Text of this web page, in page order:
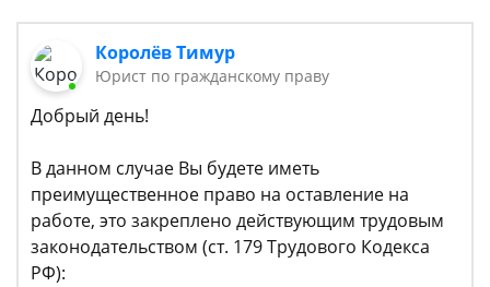
Королёв Тимур
Юрист по гражданскому праву
Добрый день!
В данном случае Вы будете иметь
преимущественное право на оставление на
работе, это закреплено действующим трудовым
законодательством (ст. 179 Трудового Кодекса
РФ):